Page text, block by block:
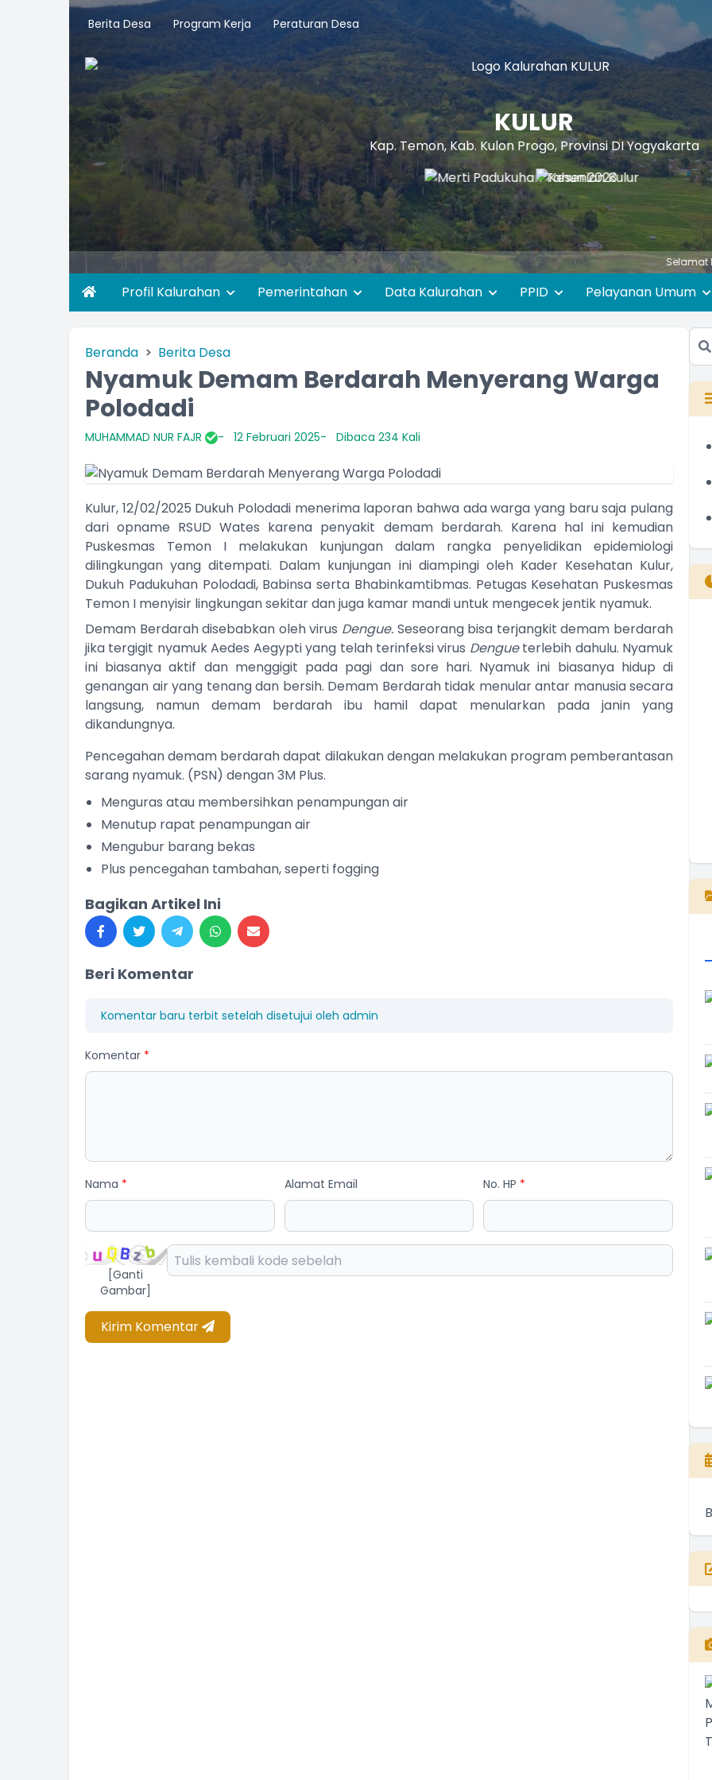
Berita Desa Program Kerja Peraturan Desa
KULUR
Kap. Temon, Kab. Kulon Progo, Provinsi DI Yogyakarta
Selamat Datang di
Profil Kalurahan Pemerintahan Data Kalurahan PPID Pelayanan Umum
Beranda Berita Desa
Nyamuk Demam Berdarah Menyerang Warga
Polodadi
MUHAMMAD NUR FAJR 12 Februari 2025 Dibaca 234 Kali
Kulur, 12/02/2025 Dukuh Polodadi menerima laporan bahwa ada warga yang baru saja pulang
dari opname RSUD Wates karena penyakit demam berdarah. Karena hal ini kemudian
Puskesmas Temon I melakukan kunjungan dalam rangka penyelidikan epidemiologi
dilingkungan yang ditempati. Dalam kunjungan ini diampingi oleh Kader Kesehatan Kulur,
Dukuh Padukuhan Polodadi, Babinsa serta Bhabinkamtibmas. Petugas Kesehatan Puskesmas
Temon I menyisir lingkungan sekitar dan juga kamar mandi untuk mengecek jentik nyamuk.
Demam Berdarah disebabkan oleh virus Dengue. Seseorang bisa terjangkit demam berdarah
jika tergigit nyamuk Aedes Aegypti yang telah terinfeksi virus Dengueterlebih dahulu. Nyamuk
ini biasanya aktif dan menggigit pada pagi dan sore hari. Nyamuk ini biasanya hidup di
genangan air yang tenang dan bersih. Demam Berdarah tidak menular antar manusia secara
langsung, namun demam berdarah ibu hamil dapat menularkan pada janin yang
dikandungnya.
Pencegahan demam berdarah dapat dilakukan dengan melakukan program pemberantasan
sarang nyamuk. (PSN) dengan 3M Plus.
Menguras atau membersihkan penampungan air
Menutup rapat penampungan air
Mengubur barang bekas
Plus pencegahan tambahan, seperti fogging
Bagikan Artikel Ini
Beri Komentar
Komentar baru terbit setelah disetujui oleh admin
Komentar *
Nama * Alamat Email No. HP *
[Ganti
Gambar]
Kirim Komentar